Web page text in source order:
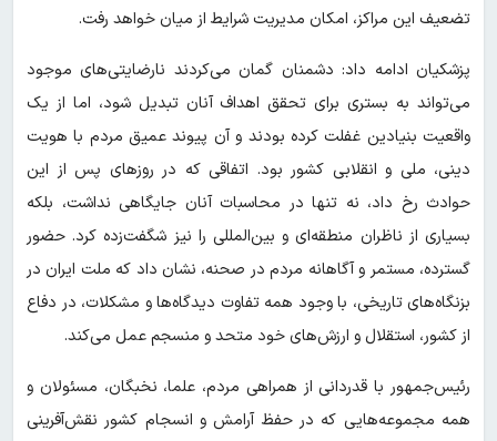
تضعیف این مراکز، امکان مدیریت شرایط از میان خواهد رفت.
پزشکیان ادامه داد: دشمنان گمان می‌کردند نارضایتی‌های موجود
می‌تواند به بستری برای تحقق اهداف آنان تبدیل شود، اما از یک
واقعیت بنیادین غفلت کرده بودند و آن پیوند عمیق مردم با هویت
دینی، ملی و انقلابی کشور بود. اتفاقی که در روزهای پس از این
حوادث رخ داد، نه تنها در محاسبات آنان جایگاهی نداشت، بلکه
بسیاری از ناظران منطقه‌ای و بین‌المللی را نیز شگفت‌زده کرد. حضور
گسترده، مستمر و آگاهانه مردم در صحنه، نشان داد که ملت ایران در
بزنگاه‌های تاریخی، با وجود همه تفاوت دیدگاه‌ها و مشکلات، در دفاع
از کشور، استقلال و ارزش‌های خود متحد و منسجم عمل می‌کند.
رئیس‌جمهور با قدردانی از همراهی مردم، علما، نخبگان، مسئولان و
همه مجموعه‌هایی که در حفظ آرامش و انسجام کشور نقش‌آفرینی